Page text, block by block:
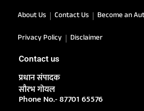
About Us Contact Us
Become an
Privacy Policy
Disclaimer
Contact us
प्रधान संपादक
सौरभ गोयल
Phone No.- 87701 65576